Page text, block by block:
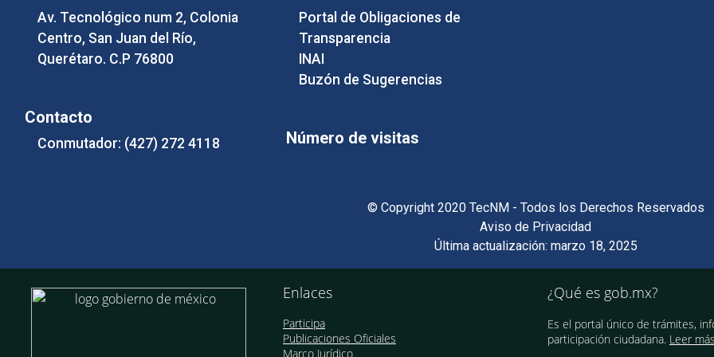
Av. Tecnológico num 2, Colonia
Centro, San Juan del Río,
Querétaro. C.P 76800
Contacto
Conmutador: (427) 272 4118
Portal de Obligaciones de
Transparencia
INAI
Buzón de Sugerencias
Número de visitas
© Copyright 2020 TecNM - Todos los Derechos Reservados
Aviso de Privacidad
Última actualización: marzo 18, 2025
Enlaces
Participa
Publicaciones Oficiales
Marco Jurídico
¿Qué es gob.mx?
Es el portal único de trámites,
participación ciudadana. Leer más